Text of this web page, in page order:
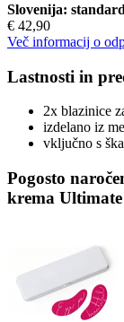
Slovenija:
€ 42,90
Več informacij o
Lastnosti in
2x blazinice
izdelano iz
vključno s
Pogosto
krema